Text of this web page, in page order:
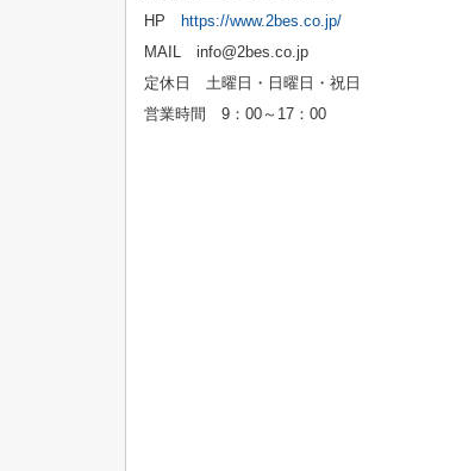
HP https://www.2bes.co.jp/
MAIL info@2bes.co.jp
定休日 土曜日・日曜日・祝日
営業時間 9：00～17：00